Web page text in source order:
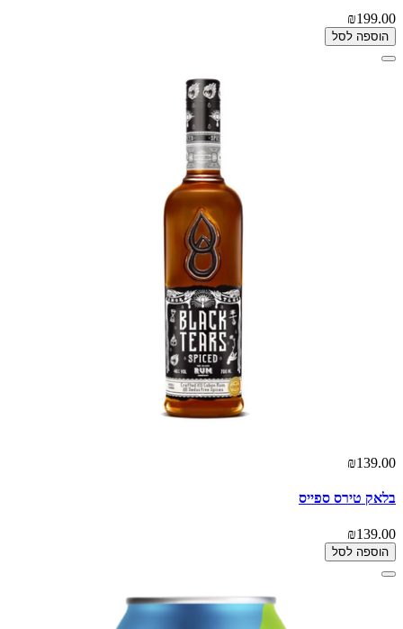
₪199.00
הוספה לסל
₪139.00
בלאק טירס ספייס
₪139.00
הוספה לסל